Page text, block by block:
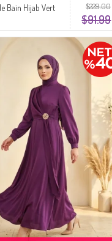
$229.00
$91.99
Bain Hijab Vert